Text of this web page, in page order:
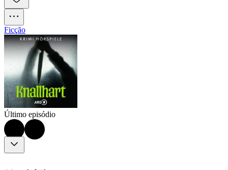
Ficção
Último episódio